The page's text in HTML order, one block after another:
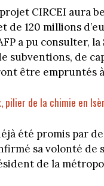
CIRCEI aura
120 millions
a pu consulter,
subventions, de
être empruntés
pilier de la chimie en
été promis par
sa volonté de
de la